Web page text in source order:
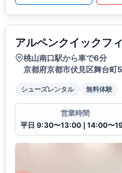
アルペンクイックフ
桃山南口駅から車で6分
京都府京都市伏見区舞台町
シューズレンタル 無料体験
営業時間